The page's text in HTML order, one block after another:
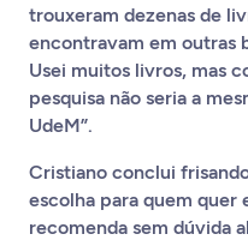
trouxeram dezenas de
encontravam em outras
Usei muitos livros, mas
pesquisa não seria a
UdeM”.
Cristiano conclui
escolha para quem quer
recomenda sem dúvida